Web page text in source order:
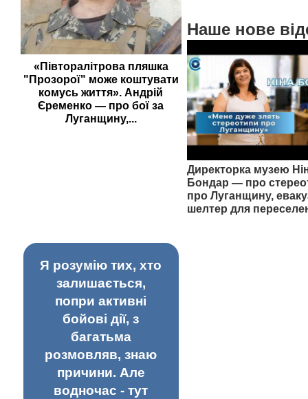
«Півторалітрова пляшка
"Прозорої" може коштувати
комусь життя». Андрій
Єременко — про бої за
Луганщину,...
Наше нове
Директорка музею
Бондар — про
про Луганщину,
шелтер для
Я розумію тих, хто
залишається,
попри активні
бойові дії, з
багатьма
розмовляв, знаю
причини. Але
водночас - тут